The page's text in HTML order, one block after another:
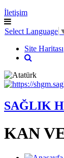
İletişim
Select Language
Site Haritası
SAĞLIK
KAN